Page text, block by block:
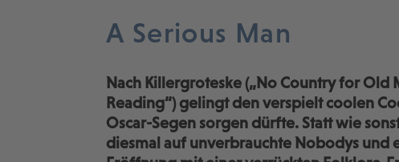
A Serious Man
Nach Killergroteske („No Country for Old
Reading“) gelingt den verspielt coolen
Oscar-Segen sorgen dürfte. Statt wie
diesmal auf unverbrauchte Nobodys und